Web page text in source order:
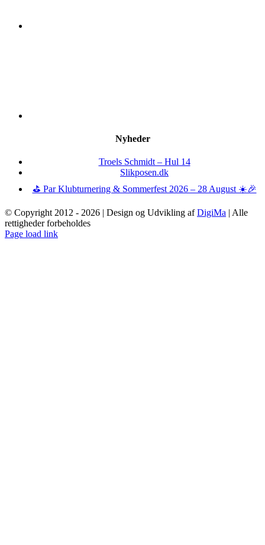
Nyheder
Troels Schmidt – Hul 14
Slikposen.dk
⛳ Par Klubturnering & Sommerfest 2026 – 28 August ☀️🎉
© Copyright 2012 - 2026 | Design og Udvikling afDigiMa | Alle
rettigheder forbeholdes
Page load link